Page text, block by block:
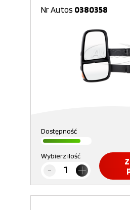
Nr Autos 0380358
Dostępność
Wybierz ilość